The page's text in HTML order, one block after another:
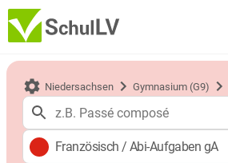
Niedersachsen Gymnasium (G9)
Französisch / Abi-Aufgaben gA